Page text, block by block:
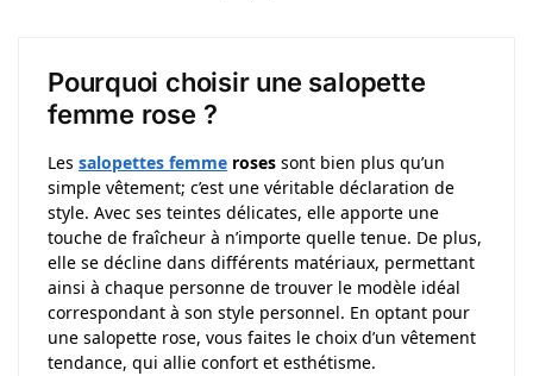
Pourquoi choisir une salopette
femme rose ?
Les salopettes femme roses sont bien plus qu’un
simple vêtement; c’est une véritable déclaration de
style. Avec ses teintes délicates, elle apporte une
touche de fraîcheur à n’importe quelle tenue. De plus,
elle se décline dans différents matériaux, permettant
ainsi à chaque personne de trouver le modèle idéal
correspondant à son style personnel. En optant pour
une salopette rose, vous faites le choix d’un vêtement
tendance, qui allie confort et esthétisme.